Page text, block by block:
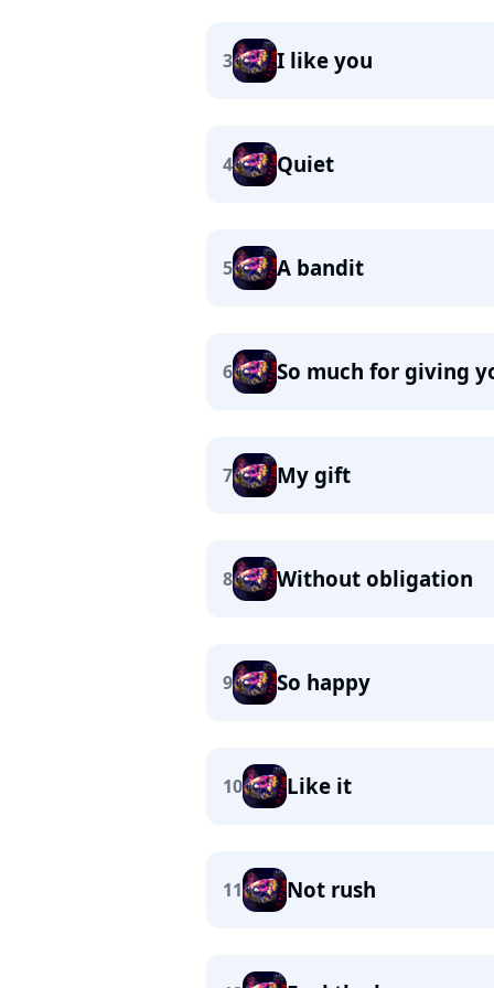
3 I like you
4 Quiet
5 A bandit
6 So much for giving
7 My gift
8 Without obligation
9 So happy
10 Like it
11 Not rush